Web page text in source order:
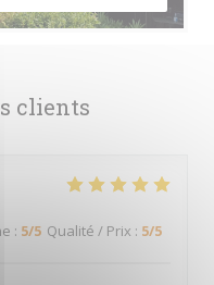
clients
: 5/5 Qualité / Prix : 5/5